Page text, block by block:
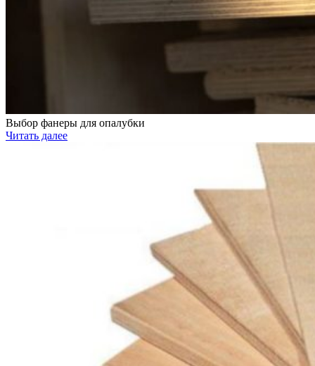
Выбор фанеры для опалубки
Читать далее